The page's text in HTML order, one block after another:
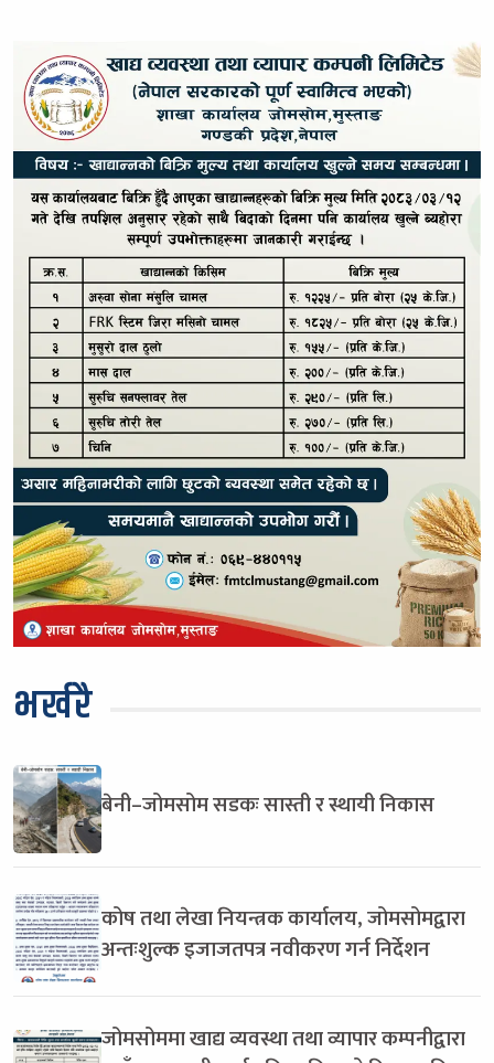
भर्खरै
बेनी–जोमसोम सडकः सास्ती र स्थायी निकास
कोष तथा लेखा नियन्त्रक कार्यालय, जोमसोमद्वारा
अन्तःशुल्क इजाजतपत्र नवीकरण गर्न निर्देशन
जोमसोममा खाद्य व्यवस्था तथा व्यापार कम्पनीद्वारा